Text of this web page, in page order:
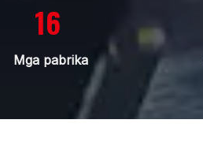
16
Mga pabrika